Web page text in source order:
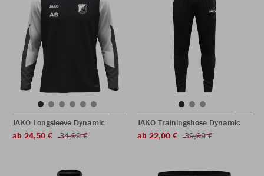
JAKO Longsleeve Dynamic
ab 24,50 €
34,99 €
JAKO Trainingshose Dynamic
ab 22,00 €
39,99 €